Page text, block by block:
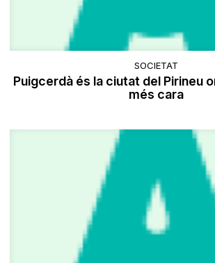
SOCIETAT
Puigcerdà és la ciutat del Pirineu
més cara